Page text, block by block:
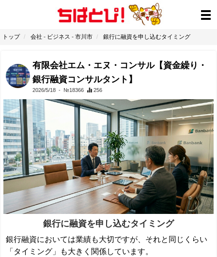
トップ 会社 - ビジネス - 市川市 銀行に融資を申し込むタイミング
有限会社エム・エヌ・コンサル【資金繰り・
銀行融資コンサルタント】
2026/5/18 - №18366 256
銀行に融資を申し込むタイミング
銀行融資においては業績も大切ですが、それと同じくらい
「タイミング」も大きく関係しています。